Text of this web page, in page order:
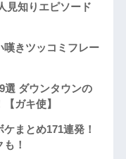
見知りエピソード
嘆きツッコミフレー
選 ダウンタウンの
ガキ使】
まとめ171連発！
！